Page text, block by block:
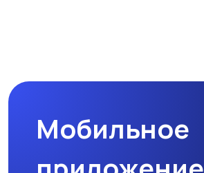
Мобильное